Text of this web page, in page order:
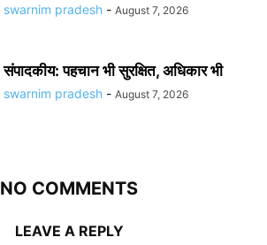
swarnim pradesh - August 7, 2026
संपादकीय: पहचान भी सुरक्षित, अधिकार भी
swarnim pradesh - August 7, 2026
NO COMMENTS
LEAVE A REPLY